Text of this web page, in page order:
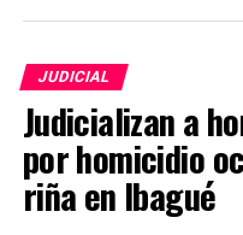
JUDICIAL
Judicializan a
por homicidio
riña en Ibagué